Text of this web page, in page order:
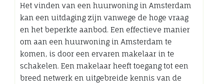
Het vinden van een huurwoning in Amsterdam
kan een uitdaging zijn vanwege de hoge vraag
en het beperkte aanbod. Een effectieve manier
om aan een huurwoning in Amsterdam te
komen, is door een ervaren makelaar in te
schakelen. Een makelaar heeft toegang tot een
breed netwerk en uitgebreide kennis van de